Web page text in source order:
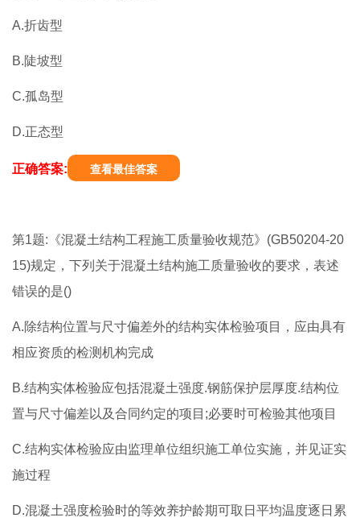
A.折齿型
B.陡坡型
C.孤岛型
D.正态型
正确答案: 查看最佳答案
第1题:《混凝土结构工程施工质量验收规范》(GB50204-20
15)规定，下列关于混凝土结构施工质量验收的要求，表述
错误的是()
A.除结构位置与尺寸偏差外的结构实体检验项目，应由具有
相应资质的检测机构完成
B.结构实体检验应包括混凝土强度.钢筋保护层厚度.结构位
置与尺寸偏差以及合同约定的项目;必要时可检验其他项目
C.结构实体检验应由监理单位组织施工单位实施，并见证实
施过程
D.混凝土强度检验时的等效养护龄期可取日平均温度逐日累